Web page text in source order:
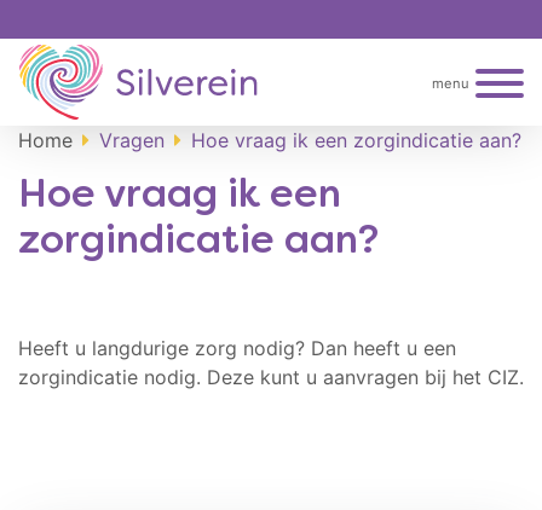
menu
Home Vragen Hoe vraag ik een zorgindicatie aan?
Hoe vraag ik een
zorgindicatie aan?
Heeft u langdurige zorg nodig? Dan heeft u een
zorgindicatie nodig. Deze kunt u aanvragen bij het CIZ.